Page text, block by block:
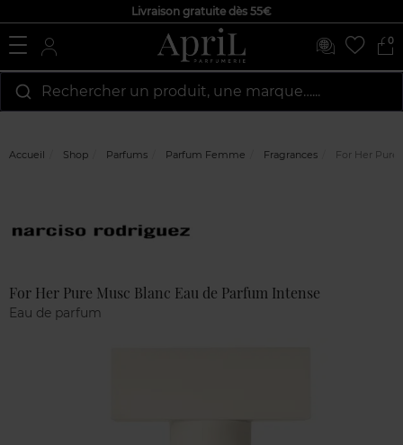
Livraison gratuite dès 55€
0
Rechercher un produit, une marque…...
Accueil Shop Parfums Parfum Femme Fragrances For Her Pure
For Her Pure Musc Blanc Eau de Parfum Intense
Eau de parfum